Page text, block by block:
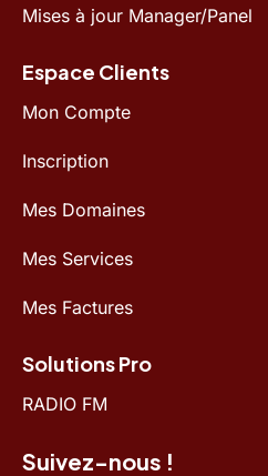
Mises à jour Manager/Panel
Espace Clients
Mon Compte
Inscription
Mes Domaines
Mes Services
Mes Factures
Solutions Pro
RADIO FM
Suivez-nous !